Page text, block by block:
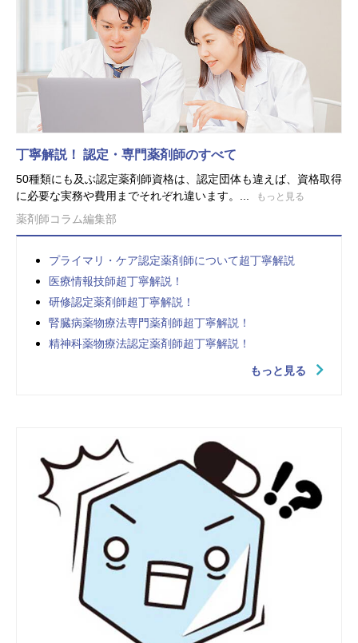
丁寧解説！ 認定・専門薬剤師のすべて
50種類にも及ぶ認定薬剤師資格は、認定団体も違えば、資格取得
に必要な実務や費用までそれぞれ違います。...
もっと見る
薬剤師コラム編集部
プライマリ・ケア認定薬剤師について超丁寧解説
医療情報技師超丁寧解説！
研修認定薬剤師超丁寧解説！
腎臓病薬物療法専門薬剤師超丁寧解説！
精神科薬物療法認定薬剤師超丁寧解説！
もっと見る